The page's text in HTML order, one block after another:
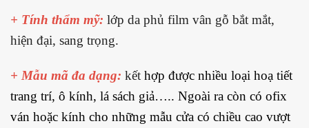
+ Tính thẩm mỹ: lớp da phủ film vân gỗ bắt mắt,
hiện đại, sang trọng.
+ Mẫu mã đa dạng: kết hợp được nhiều loại hoạ tiết
trang trí, ô kính, lá sách giả….. Ngoài ra còn có ofix
ván hoặc kính cho những mẫu cửa có chiều cao vượt